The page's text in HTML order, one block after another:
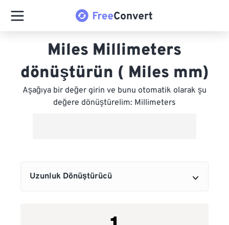
Miles Millimeters
dönüştürün ( Miles mm)
Aşağıya bir değer girin ve bunu otomatik olarak şu
değere dönüştürelim: Millimeters